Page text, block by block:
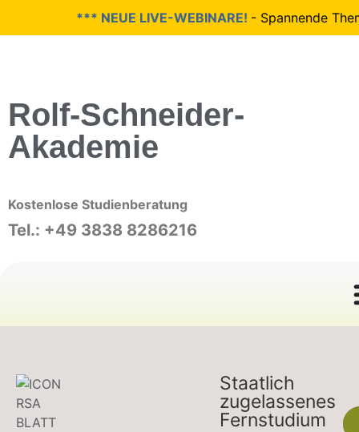
*** NEUE LIVE-WEBINARE!- Spannende
Rolf-Schneider-
Akademie
Kostenlose Studienberatung
Tel.: +49 3838 8286216
Staatlich
zugelassenes
Fernstudium